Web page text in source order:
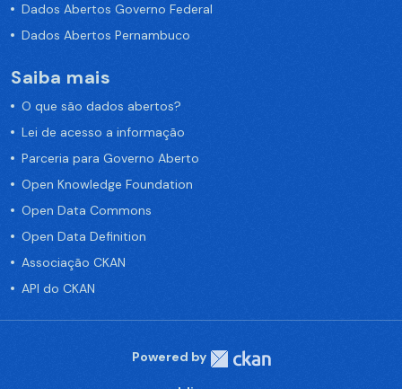
Dados Abertos Governo Federal
Dados Abertos Pernambuco
Saiba mais
O que são dados abertos?
Lei de acesso a informação
Parceria para Governo Aberto
Open Knowledge Foundation
Open Data Commons
Open Data Definition
Associação CKAN
API do CKAN
Powered by